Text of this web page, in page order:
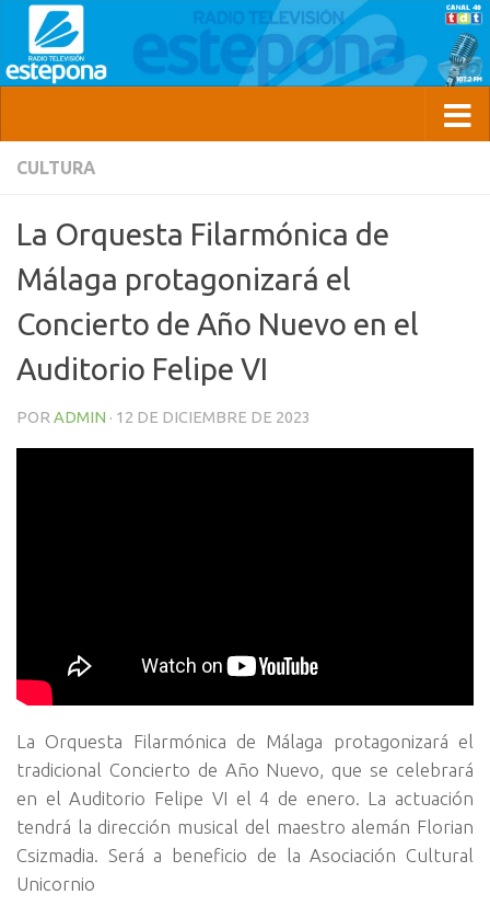
CULTURA
La Orquesta Filarmónica de
Málaga protagonizará el
Concierto de Año Nuevo en el
Auditorio Felipe VI
POR ADMIN · 12 DE DICIEMBRE DE 2023
La Orquesta Filarmónica de Málaga protagonizará el
tradicional Concierto de Año Nuevo, que se celebrará
en el Auditorio Felipe VI el 4 de enero. La actuación
tendrá la dirección musical del maestro alemán Florian
Csizmadia. Será a beneficio de la Asociación Cultural
Unicornio